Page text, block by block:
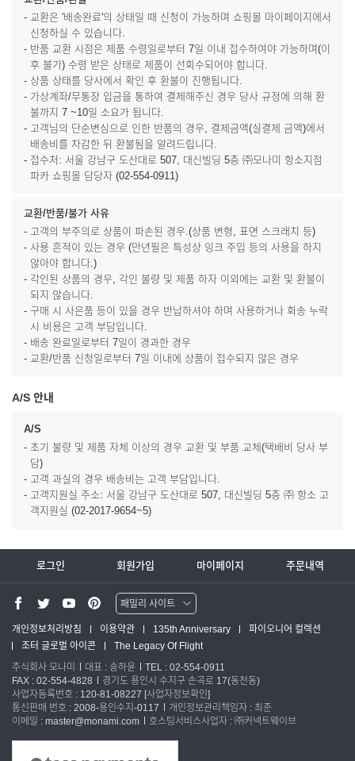
- 교환은 '배송완료'의 상태일 때 신청이 가능하며 쇼핑몰 마이페이지에서
신청하실 수 있습니다.
- 반품 교환 시점은 제품 수령일로부터 7일 이내 접수하여야 가능하며(이
후 불가) 수령 받은 상태로 제품이 선회수되어야 합니다.
- 상품 상태를 당사에서 확인 후 환불이 진행됩니다.
- 가상계좌/무통장 입금을 통하여 결제해주신 경우 당사 규정에 의해 환
불까지 7 ~10일 소요가 됩니다.
- 고객님의 단순변심으로 인한 반품의 경우, 결제금액(실결제 금액)에서
배송비를 차감한 뒤 환불됨을 알려드립니다.
- 접수처: 서울 강남구 도산대로 507, 대신빌딩 5층 ㈜모나미 항소지점
파카 쇼핑몰 담당자 (02-554-0911)
교환/반품/불가 사유
- 고객의 부주의로 상품이 파손된 경우.(상품 변형, 표면 스크래치 등)
- 사용 흔적이 있는 경우 (만년필은 특성상 잉크 주입 등의 사용을 하지
않아야 합니다.)
- 각인된 상품의 경우, 각인 불량 및 제품 하자 이외에는 교환 및 환불이
되지 않습니다.
- 구매 시 사은품 등이 있을 경우 반납하셔야 하며 사용하거나 회송 누락
시 비용은 고객 부담입니다.
- 배송 완료일로부터 7일이 경과한 경우
- 교환/반품 신청일로부터 7일 이내에 상품이 접수되지 않은 경우
A/S 안내
A/S
- 초기 불량 및 제품 자체 이상의 경우 교환 및 부품 교체(택배비 당사 부
담)
- 고객 과실의 경우 배송비는 고객 부담입니다.
- 고객지원실 주소: 서울 강남구 도산대로 507, 대신빌딩 5층 ㈜ 항소 고
객지원실 (02-2017-9654~5)
로그인 회원가입 마이페이지 주문내역
패밀리 사이트
워터맨 쇼핑몰
파카 글로벌
개인정보처리방침 이용약관 135th Anniversary
파이오니어 컬렉션
조터 글로벌 아이콘
The Legacy Of Flight
주식회사 모나미
대표 : 송하윤
TEL : 02-554-0911
FAX : 02-554-4828
경기도 용인시 수지구 손곡로 17(동천동)
사업자등록번호 : 120-81-08227 [사업자정보확인]
통신판매 번호 : 2008-용인수지-0117
개인정보관리책임자 : 최준
이메일 : master@monami.com
호스팅서비스사업자 : ㈜커넥트웨이브